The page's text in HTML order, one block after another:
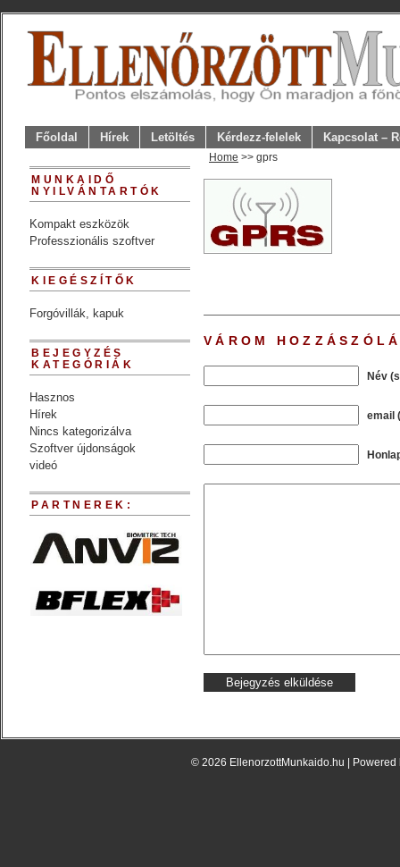
Főoldal Hírek Letöltés Kérdezz-felelek Kapcsolat –
MUNKAIDŐ
NYILVÁNTARTÓK
Kompakt eszközök
Professzionális szoftver
KIEGÉSZÍTŐK
Forgóvillák, kapuk
BEJEGYZÉS
KATEGÓRIÁK
Hasznos
Hírek
Nincs kategorizálva
Szoftver újdonságok
videó
PARTNEREK:
Home >> gprs
VÁROM
Név
email
© 2026 EllenorzottMunkaido.hu |